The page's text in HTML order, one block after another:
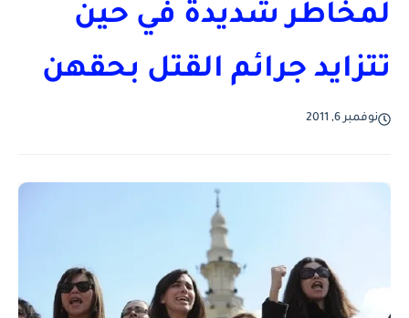
لمخاطر شديدة في حين
تتزايد جرائم القتل بحقهن
نوفمبر 6, 2011